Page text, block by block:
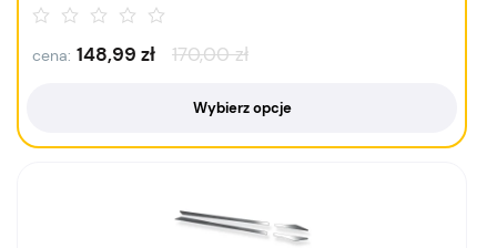
cena: 170,00zł
148,99 zł
Wybierz opcje